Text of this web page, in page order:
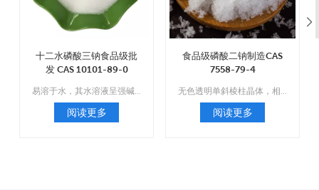
十二水磷酸三钠食品级批
发 CAS 10101-89-0
阅读更多
食品级磷酸二钠制造CAS
7558-79-4
阅读更多